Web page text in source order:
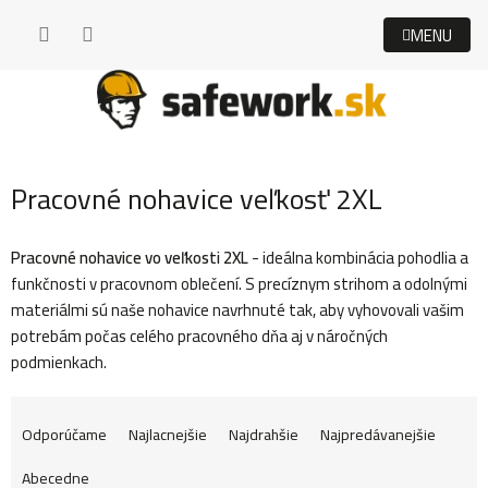
Pracovné nohavice veľkosť 2XL
Pracovné nohavice vo veľkosti 2XL- ideálna kombinácia pohodlia a
funkčnosti v pracovnom oblečení. S precíznym strihom a odolnými
materiálmi sú naše nohavice navrhnuté tak, aby vyhovovali vašim
potrebám počas celého pracovného dňa aj v náročných
podmienkach.
R
Odporúčame Najlacnejšie Najdrahšie
Najpredávanejšie
Abecedne